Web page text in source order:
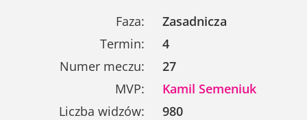
Faza:
Zasadnicza
Termin:
4
Numer meczu:
27
MVP:
Kamil Semeniuk
Liczba widzów:
980